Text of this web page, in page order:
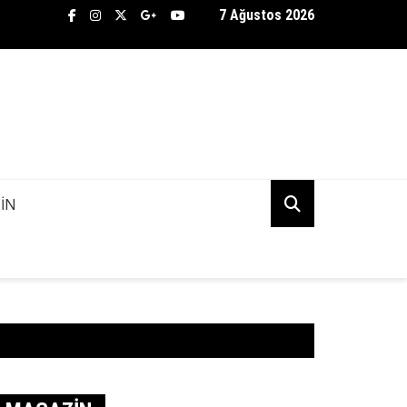
BÜROSU ASENA AŞKINDA KANİ KUDU’NUN PEŞİNE DÜŞTÜ!
7 Ağustos 2026